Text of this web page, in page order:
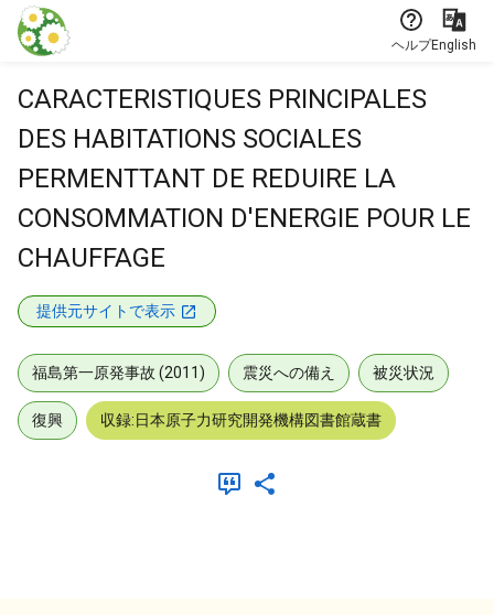
本文に飛ぶ
ヘルプEnglish
CARACTERISTIQUES PRINCIPALES
DES HABITATIONS SOCIALES
PERMENTTANT DE REDUIRE LA
CONSOMMATION D'ENERGIE POUR LE
CHAUFFAGE
提供元サイトで表示
福島第一原発事故 (2011) 震災への備え 被災状況
復興 収録:日本原子力研究開発機構図書館蔵書